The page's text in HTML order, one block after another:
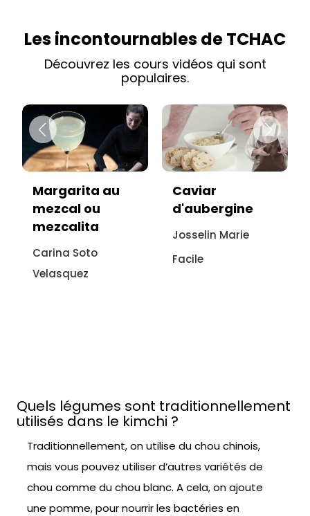
Les incontournables de TCHAC
Découvrez les cours vidéos qui sont
populaires.
Caviar
d'aubergine
Josselin Marie
Facile
Vitello tonnato
sans viande :
recette
italienne à
l'aubergine
Quels légumes sont traditionnellement
utilisés dans le kimchi ?
Traditionnellement, on utilise du chou chinois,
mais vous pouvez utiliser d’autres variétés de
chou comme du chou blanc. A cela, on ajoute
une pomme, pour nourrir les bactéries en